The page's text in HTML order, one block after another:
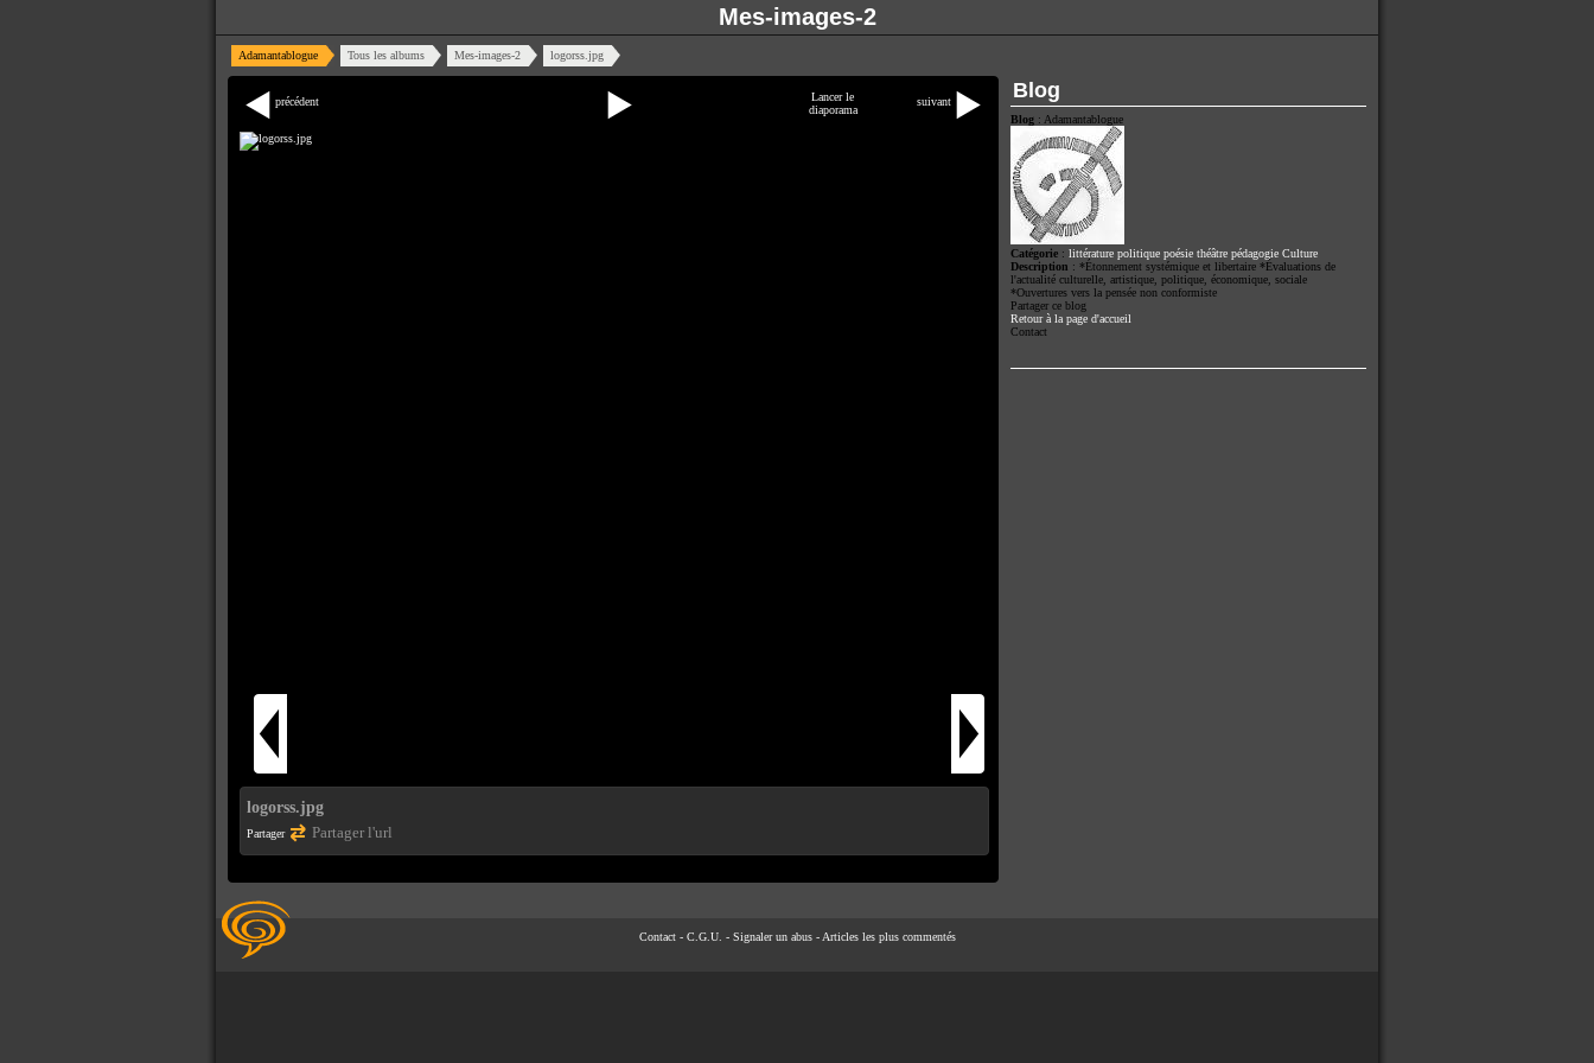
Mes-images-2
Adamantablogue Tous les albums Mes-images-2 logorss.jpg
précédent
Lancer le
diaporama
suivant
logorss.jpg
Partager Partager l'url
Blog
Blog : Adamantablogue
Catégorie : littérature politique poésie théâtre pédagogie Culture
Description : *Étonnement systémique et libertaire *Évaluations de
l'actualité culturelle, artistique, politique, économique, sociale
*Ouvertures vers la pensée non conformiste
Partager ce blog
Retour à la page d'accueil
Contact
Contact- C.G.U. - Signaler un abus- Articles les plus commentés